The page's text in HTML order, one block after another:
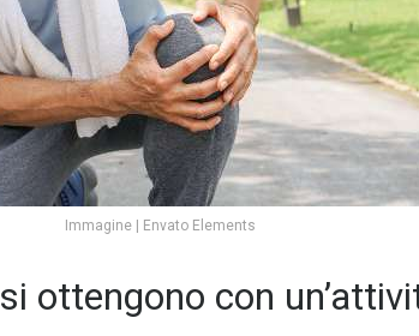
Immagine | Envato Elements
ottengono con